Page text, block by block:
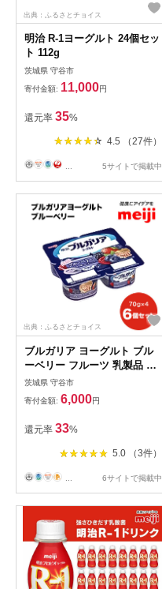
出典：ふるさとチョイス
明治 R-1ヨーグルト 24個セッ
ト 112g
茨城県 守谷市
寄付金額: 11,000円
還元率 35%
4.5 （27件）
5サイトで掲載中
出典：ふるさとチョイス
ブルガリア ヨーグルト ブル
ーベリー フルーツ 乳製品 発
酵食品 合計1800g
茨城県 守谷市
寄付金額: 6,000円
還元率 33%
5.0 （3件）
6サイトで掲載中